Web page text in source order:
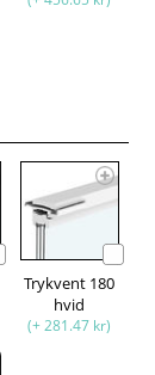
Trykvent 180
hvid
(+ 281.47 kr)